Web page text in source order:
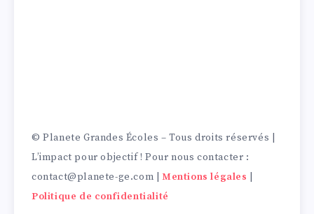
© Planete Grandes Écoles – Tous droits réservés |
L’impact pour objectif ! Pour nous contacter :
contact@planete-ge.com |Mentions légales
Politique de confidentialité